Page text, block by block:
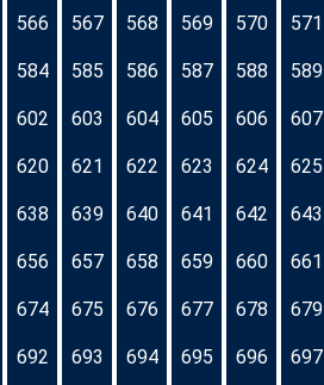
566 567 568 569 570 571
584 585 586 587 588 589
602 603 604 605 606 607
620 621 622 623 624 625
638 639 640 641 642 643
656 657 658 659 660 661
674 675 676 677 678 679
692 693 694 695 696 697